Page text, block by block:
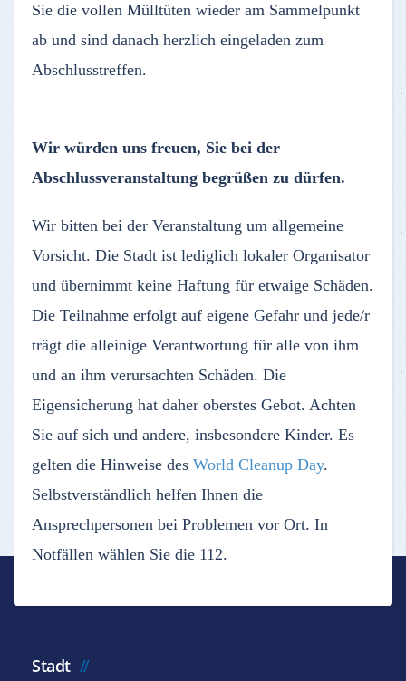
Sie die vollen Mülltüten wieder am Sammelpunkt
ab und sind danach herzlich eingeladen zum
Abschlusstreffen.
Wir würden uns freuen, Sie bei der
Abschlussveranstaltung begrüßen zu dürfen.
Wir bitten bei der Veranstaltung um allgemeine
Vorsicht. Die Stadt ist lediglich lokaler Organisator
und übernimmt keine Haftung für etwaige Schäden.
Die Teilnahme erfolgt auf eigene Gefahr und jede/r
trägt die alleinige Verantwortung für alle von ihm
und an ihm verursachten Schäden. Die
Eigensicherung hat daher oberstes Gebot. Achten
Sie auf sich und andere, insbesondere Kinder. Es
gelten die Hinweise des World Cleanup Day.
Selbstverständlich helfen Ihnen die
Ansprechpersonen bei Problemen vor Ort. In
Notfällen wählen Sie die 112.
Stadt